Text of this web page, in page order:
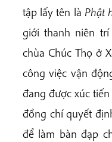
tập lấy tên là Phật
giới thanh niên
chùa Chúc Thọ ở
công việc vận
đang được xúc
đồng chí quyết
để làm bàn đạp